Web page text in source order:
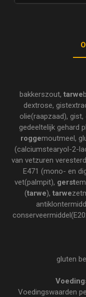
bakkerszout, tarwe
dextrose,
olie(raapzaad), gist,
gedeeltelijk gehard
roggemoutmeel,
(calciumstearyol-2-
van vetzuren
E471 (mono- en
vet(palmpit), gerst
(tarwe), tarwe
gluten
Voedingswaarden